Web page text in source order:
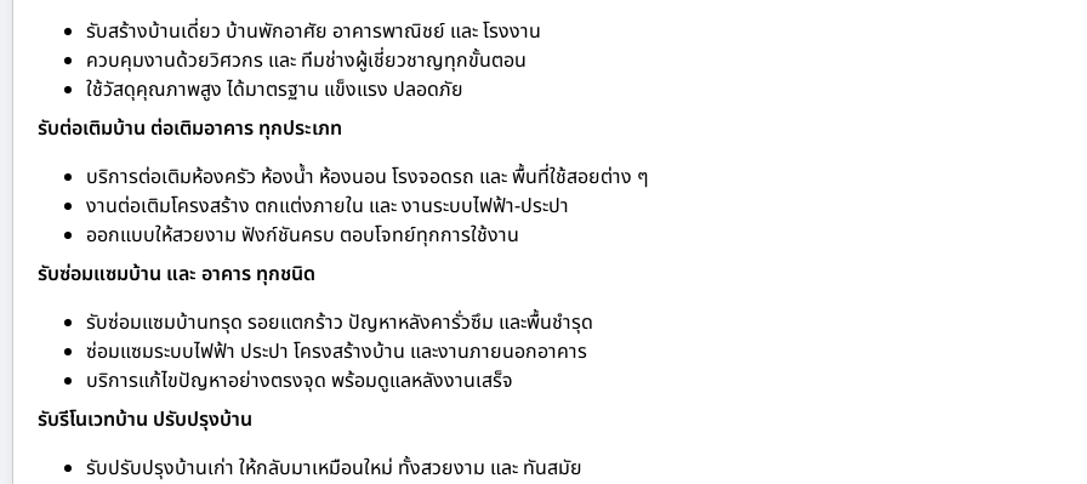
รับสร้างบ้านเดี่ยว บ้านพักอาศัย อาคารพาณิชย์ และ โรงงาน
ควบคุมงานด้วยวิศวกร และ ทีมช่างผู้เชี่ยวชาญทุกขั้นตอน
ใช้วัสดุคุณภาพสูง ได้มาตรฐาน แข็งแรง ปลอดภัย
รับต่อเติมบ้าน ต่อเติมอาคาร ทุกประเภท
บริการต่อเติมห้องครัว ห้องน้ำ ห้องนอน โรงจอดรถ และ พื้นที่ใช้สอยต่าง ๆ
งานต่อเติมโครงสร้าง ตกแต่งภายใน และ งานระบบไฟฟ้า-ประปา
ออกแบบให้สวยงาม ฟังก์ชันครบ ตอบโจทย์ทุกการใช้งาน
รับซ่อมแซมบ้าน และ อาคาร ทุกชนิด
รับซ่อมแซมบ้านทรุด รอยแตกร้าว ปัญหาหลังคารั่วซึม และพื้นชำรุด
ซ่อมแซมระบบไฟฟ้า ประปา โครงสร้างบ้าน และงานภายนอกอาคาร
บริการแก้ไขปัญหาอย่างตรงจุด พร้อมดูแลหลังงานเสร็จ
รับรีโนเวทบ้าน ปรับปรุงบ้าน
รับปรับปรุงบ้านเก่า ให้กลับมาเหมือนใหม่ ทั้งสวยงาม และ ทันสมัย